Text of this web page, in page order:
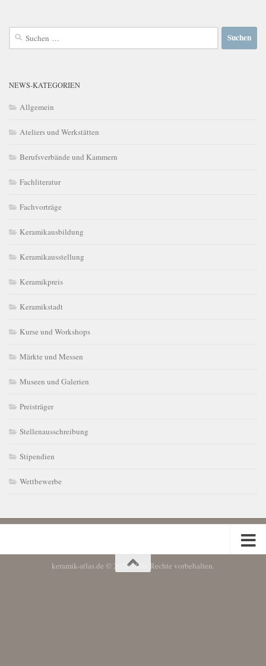
Suchen
NEWS-KATEGORIEN
Allgemein
Ateliers und Werkstätten
Berufsverbände und Kammern
Fachliteratur
Fachvorträge
Keramikausbildung
Keramikausstellung
Keramikpreis
Keramikstadt
Kurse und Workshops
Märkte und Messen
Museen und Galerien
Preisträger
Stellenausschreibung
Stipendien
Wettbewerbe
keramik-atlas.de © 2026. Alle Rechte vorbehalten.